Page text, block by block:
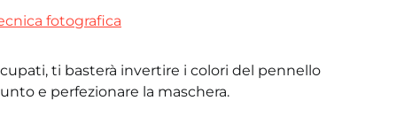
ti basterà invertire i colori del pennello
e perfezionare la maschera.